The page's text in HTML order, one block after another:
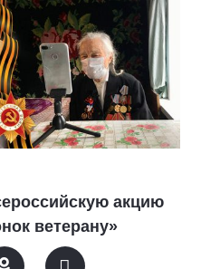
акцию
ветерану»